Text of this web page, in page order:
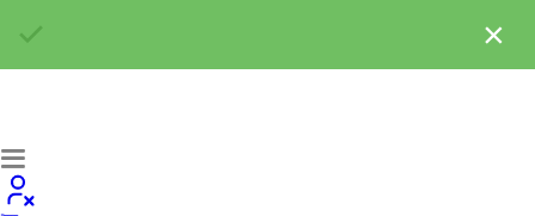
×